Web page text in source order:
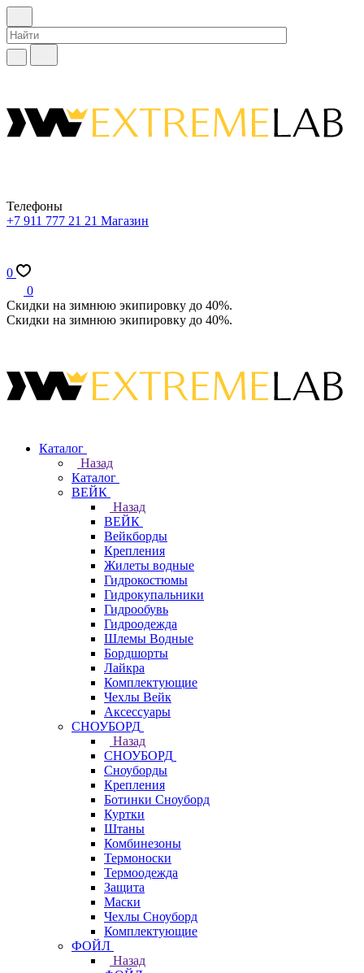
Телефоны
+7 911 777 21 21 Магазин
0
0
Скидки на зимнюю экипировку до 40%.
Скидки на зимнюю экипировку до 40%.
Каталог
Назад
Каталог
ВЕЙК
Назад
ВЕЙК
Вейкборды
Крепления
Жилеты водные
Гидрокостюмы
Гидрокупальники
Гидрообувь
Гидроодежда
Шлемы Водные
Бордшорты
Лайкра
Комплектующие
Чехлы Вейк
Аксессуары
СНОУБОРД
Назад
СНОУБОРД
Сноуборды
Крепления
Ботинки Сноуборд
Куртки
Штаны
Комбинезоны
Термоноски
Термоодежда
Защита
Маски
Чехлы Сноуборд
Комплектующие
ФОЙЛ
Назад